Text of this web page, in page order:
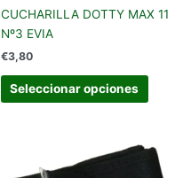
CUCHARILLA DOTTY MAX 11
Nº3 EVIA
€3,80
Seleccionar opciones
la